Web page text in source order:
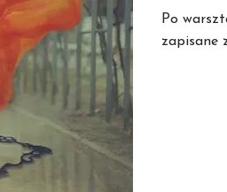
Po
zapisane